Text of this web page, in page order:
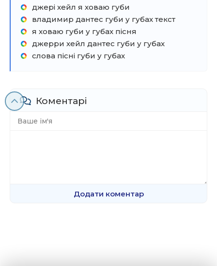
джері хейл я ховаю губи
владимир дантес губи у губах текст
я ховаю губи у губах пісня
джерри хейл дантес губи у губах
слова пісні губи у губах
Коментарі
Додати коментар